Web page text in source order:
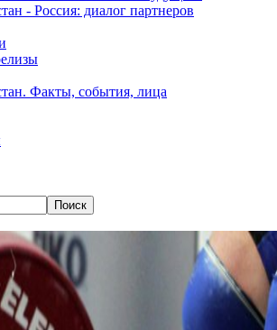
- Россия: диалог партнеров
Факты, события, лица